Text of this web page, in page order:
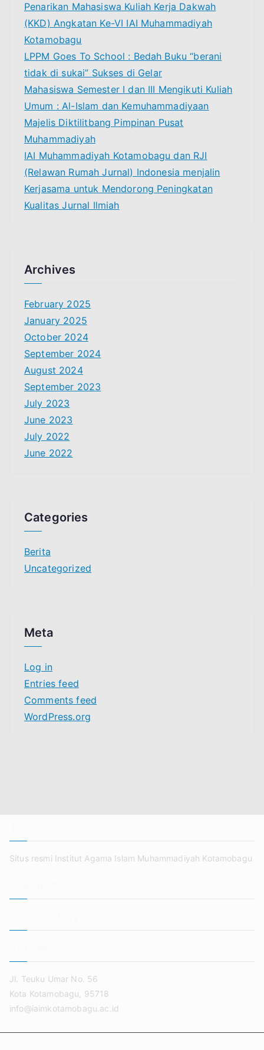
Penarikan Mahasiswa Kuliah Kerja Dakwah
(KKD) Angkatan Ke-VI IAI Muhammadiyah
Kotamobagu
LPPM Goes To School : Bedah Buku “berani
tidak di sukai” Sukses di Gelar
Mahasiswa Semester I dan III Mengikuti Kuliah
Umum : Al-Islam dan Kemuhammadiyaan
Majelis Diktilitbang Pimpinan Pusat
Muhammadiyah
IAI Muhammadiyah Kotamobagu dan RJI
(Relawan Rumah Jurnal) Indonesia menjalin
Kerjasama untuk Mendorong Peningkatan
Kualitas Jurnal Ilmiah
Archives
February 2025
January 2025
October 2024
September 2024
August 2024
September 2023
July 2023
June 2023
July 2022
June 2022
Categories
Berita
Uncategorized
Meta
Log in
Entries feed
Comments feed
WordPress.org
Situs resmi Institut Agama Islam Muhammadiyah Kotamobagu
Jl. Teuku Umar No. 56
Kota Kotamobagu, 95718
info@iaimkotamobagu.ac.id